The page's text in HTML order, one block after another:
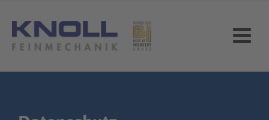
content